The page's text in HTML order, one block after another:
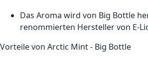
Das Aroma wird von Big Bottle
renommierten Hersteller von E-
Vorteile von Arctic Mint - Big Bottle